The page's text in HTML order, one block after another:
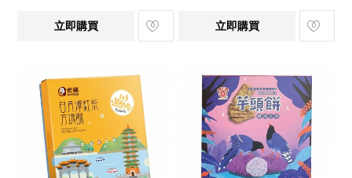
立即購買 立即購買